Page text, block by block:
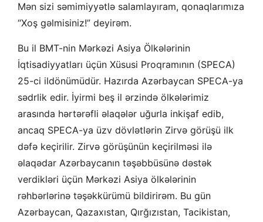
Mən sizi səmimiyyətlə salamlayıram, qonaqlarımıza
“Xoş gəlmisiniz!” deyirəm.
Bu il BMT-nin Mərkəzi Asiya Ölkələrinin
İqtisadiyyatları üçün Xüsusi Proqramının (SPECA)
25-ci ildönümüdür. Hazırda Azərbaycan SPECA-ya
sədrlik edir. İyirmi beş il ərzində ölkələrimiz
arasında hərtərəfli əlaqələr uğurla inkişaf edib,
ancaq SPECA-ya üzv dövlətlərin Zirvə görüşü ilk
dəfə keçirilir. Zirvə görüşünün keçirilməsi ilə
əlaqədar Azərbaycanın təşəbbüsünə dəstək
verdikləri üçün Mərkəzi Asiya ölkələrinin
rəhbərlərinə təşəkkürümü bildirirəm. Bu gün
Azərbaycan, Qazaxıstan, Qırğızıstan, Tacikistan,